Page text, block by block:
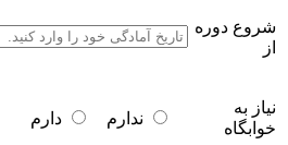
شروع دوره
از
نیاز به
خوابگاه
ندارم دارم